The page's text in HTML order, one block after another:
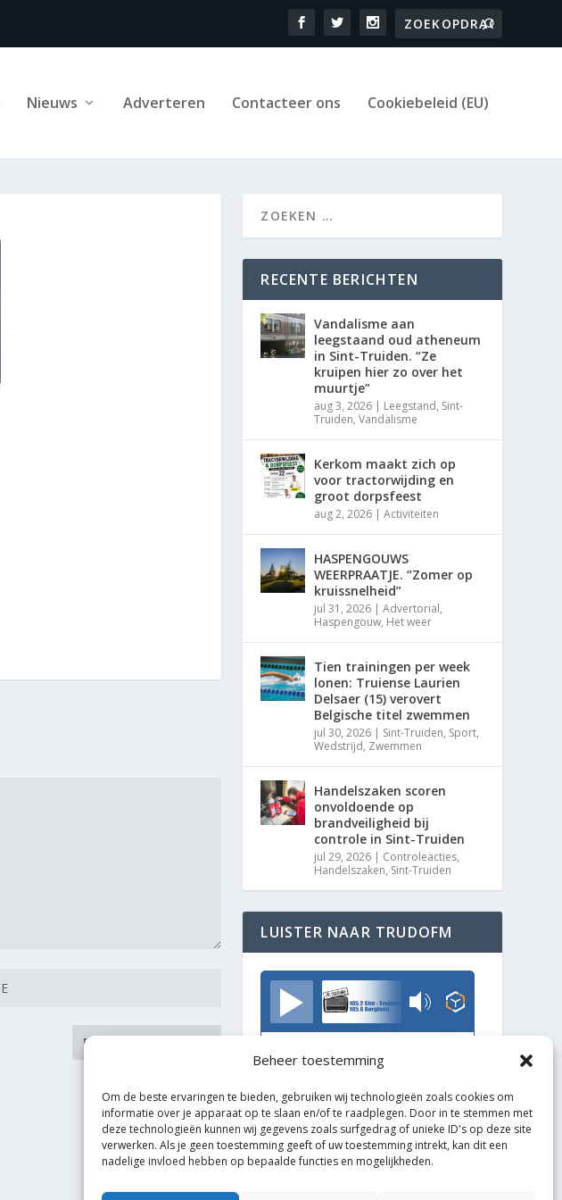
Beheer toestemming
Om de beste ervaringen te bieden, gebruiken wij technologieën zoals cookies om
informatie over je apparaat op te slaan en/of te raadplegen. Door in te stemmen met
deze technologieën kunnen wij gegevens zoals surfgedrag of unieke ID's op deze site
verwerken. Als je geen toestemming geeft of uw toestemming intrekt, kan dit een
nadelige invloed hebben op bepaalde functies en mogelijkheden.
Nieuws Adverteren Contacteer ons Cookiebeleid (EU)
RECENTE BERICHTEN
Vandalisme aan
leegstaand oud atheneum
in Sint-Truiden. “Ze
kruipen hier zo over het
muurtje”
aug 3, 2026 | Leegstand, Sint-
Truiden,Vandalisme
Kerkom maakt zich op
voor tractorwijding en
groot dorpsfeest
aug 2, 2026 |Activiteiten
HASPENGOUWS
WEERPRAATJE. “Zomer op
kruissnelheid”
jul 31, 2026 |Advertorial,
Haspengouw, Het weer
Tien trainingen per week
lonen: Truiense Laurien
Delsaer (15) verovert
Belgische titel zwemmen
jul 30, 2026 | Sint-Truiden, Sport,
Wedstrijd, Zwemmen
Handelszaken scoren
onvoldoende op
brandveiligheid bij
controle in Sint-Truiden
jul 29, 2026 | Controleacties,
Handelszaken, Sint-Truiden
LUISTER NAAR TRUDOFM
TrudoFM